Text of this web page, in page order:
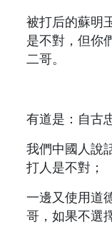
被打后的蘇明
是不對，但你
二哥。
有道是：自古
我們中國人說
打人是不對；
一邊又使用道
哥，如果不選